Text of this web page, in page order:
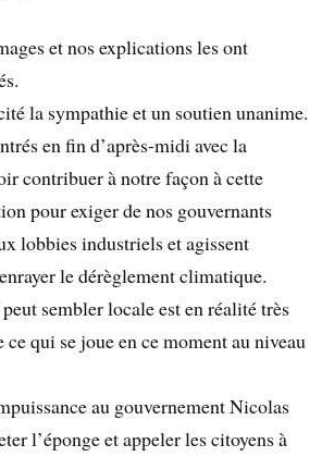
et nos explications les ont
la sympathie et un soutien unanime.
en fin d’après-midi avec la
contribuer à notre façon à cette
pour exiger de nos gouvernants
lobbies industriels et agissent
le dérèglement climatique.
sembler locale est en réalité très
qui se joue en ce moment au niveau
au gouvernement Nicolas
l’éponge et appeler les citoyens à